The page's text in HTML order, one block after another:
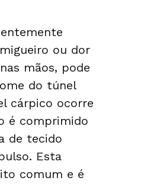
ou dor
mãos, pode
do túnel
cárpico ocorre
é comprimido
de tecido
Esta
comum e é